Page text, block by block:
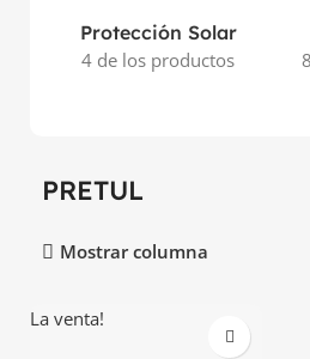
Protección Solar
4 de los productos
PRETUL
Mostrar columna
La venta!